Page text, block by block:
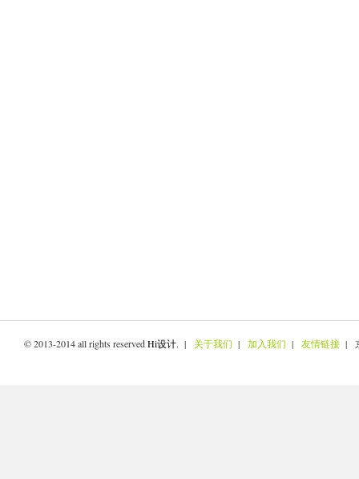
© 2013-2014 all rights reservedHi设计. | 关于我们 | 加入我们 | 友情链接 |